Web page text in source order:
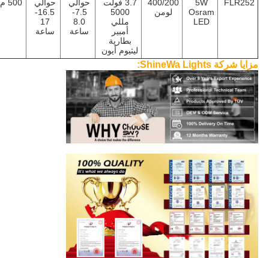
FLR252
5W
Osram
LED
400/200
لومن
3.7 فولت
5000
مللي
أمبير
بطارية
ليثيوم أيون
حوالي
7.5-
8.0
ساعة
حوالي
16.5-
17
ساعة
500 م
مزايا شركة ShineWa Lights: